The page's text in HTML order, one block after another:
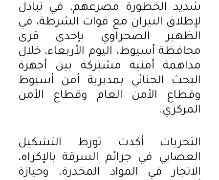
شديد الخطورة مصرعهم، في تبادل
لإطلاق النيران مع قوات الشرطة، في
الظهير الصحراوي بإحدى قرى
محافظة أسيوط، اليوم الأربعاء، خلال
مداهمة أمنية مشتركة بين أجهزة
البحث الجنائي بمديرية أمن أسيوط
وقطاع الأمن العام وقطاع الأمن
المركزي.
التحريات أكدت تورط التشكيل
العصابي في جرائم السرقة بالإكراه،
الاتجار في المواد المخدرة، وحيازة